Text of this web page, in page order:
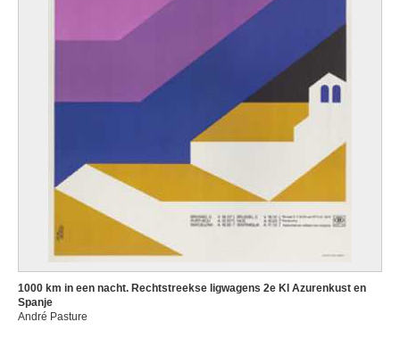
1000 km in een nacht. Rechtstreekse ligwagens 2e Kl Azurenkust en
Spanje
André Pasture